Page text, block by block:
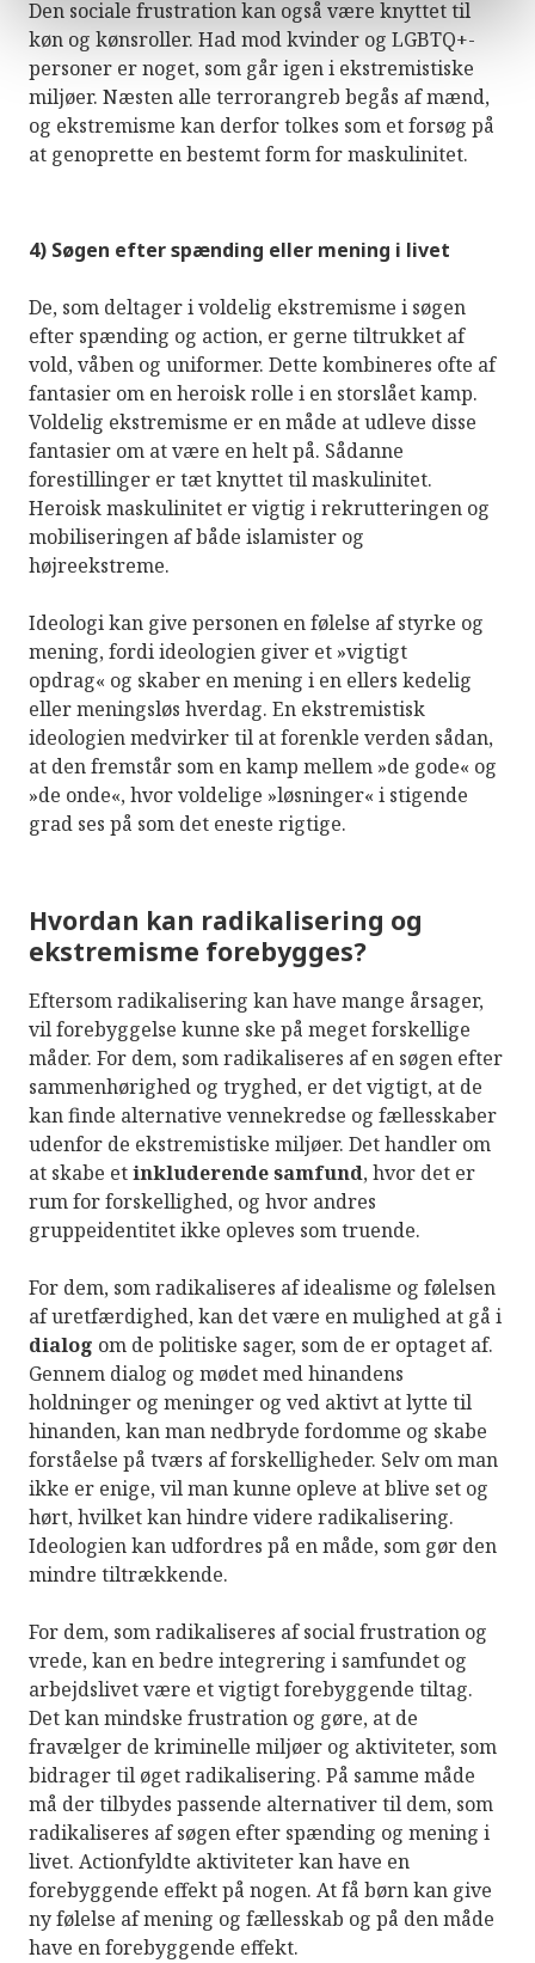
Den sociale frustration kan også være knyttet til
køn og kønsroller. Had mod kvinder og LGBTQ+-
personer er noget, som går igen i ekstremistiske
miljøer. Næsten alle terrorangreb begås af mænd,
og ekstremisme kan derfor tolkes som et forsøg på
at genoprette en bestemt form for maskulinitet.
4) Søgen efter spænding eller mening i livet
De, som deltager i voldelig ekstremisme i søgen
efter spænding og action, er gerne tiltrukket af
vold, våben og uniformer. Dette kombineres ofte af
fantasier om en heroisk rolle i en storslået kamp.
Voldelig ekstremisme er en måde at udleve disse
fantasier om at være en helt på. Sådanne
forestillinger er tæt knyttet til maskulinitet.
Heroisk maskulinitet er vigtig i rekrutteringen og
mobiliseringen af både islamister og
højreekstreme.
Ideologi kan give personen en følelse af styrke og
mening, fordi ideologien giver et »vigtigt
opdrag« og skaber en mening i en ellers kedelig
eller meningsløs hverdag. En ekstremistisk
ideologien medvirker til at forenkle verden sådan,
at den fremstår som en kamp mellem »de gode« og
»de onde«, hvor voldelige »løsninger« i stigende
grad ses på som det eneste rigtige.
Hvordan kan radikalisering og
ekstremisme forebygges?
Eftersom radikalisering kan have mange årsager,
vil forebyggelse kunne ske på meget forskellige
måder. For dem, som radikaliseres af en søgen efter
sammenhørighed og tryghed, er det vigtigt, at de
kan finde alternative vennekredse og fællesskaber
udenfor de ekstremistiske miljøer. Det handler om
at skabe etinkluderendesamfund, hvor det er
rum for forskellighed, og hvor andres
gruppeidentitet ikke opleves som truende.
For dem, som radikaliseres af idealisme og følelsen
af uretfærdighed, kan det være en mulighed at gå i
dialog om de politiske sager, som de er optaget af.
Gennem dialog og mødet med hinandens
holdninger og meninger og ved aktivt at lytte til
hinanden, kan man nedbryde fordomme og skabe
forståelse på tværs af forskelligheder. Selv om man
ikke er enige, vil man kunne opleve at blive set og
hørt, hvilket kan hindre videre radikalisering.
Ideologien kan udfordres på en måde, som gør den
mindre tiltrækkende.
For dem, som radikaliseres af social frustration og
vrede, kan en bedre integrering i samfundet og
arbejdslivet være et vigtigt forebyggende tiltag.
Det kan mindske frustration og gøre, at de
fravælger de kriminelle miljøer og aktiviteter, som
bidrager til øget radikalisering. På samme måde
må der tilbydes passende alternativer til dem, som
radikaliseres af søgen efter spænding og mening i
livet. Actionfyldte aktiviteter kan have en
forebyggende effekt på nogen. At få børn kan give
ny følelse af mening og fællesskab og på den måde
have en forebyggende effekt.